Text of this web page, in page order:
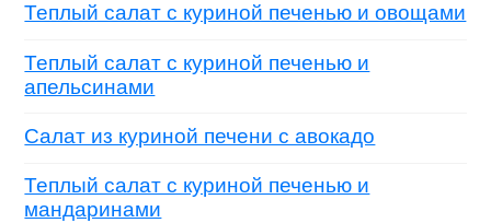
Теплый салат с куриной печенью и овощами
Теплый салат с куриной печенью и
апельсинами
Салат из куриной печени с авокадо
Теплый салат с куриной печенью и
мандаринами